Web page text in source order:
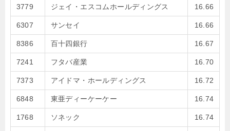
3779 ジェイ・エスコムホールディングス 16.66
6307 サンセイ 16.66
8386 百十四銀行 16.67
7241 フタバ産業 16.70
7373 アイドマ・ホールディングス 16.72
6848 東亜ディーケーケー 16.74
1768 ソネック 16.74